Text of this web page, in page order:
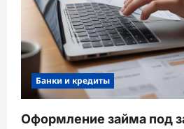
Банки и кредиты
Оформление займа под